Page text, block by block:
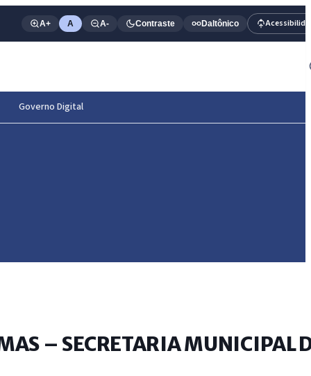
A+ A A- Contraste Daltônico
Governo Digital
– SECRETARIA MUNICIPAL